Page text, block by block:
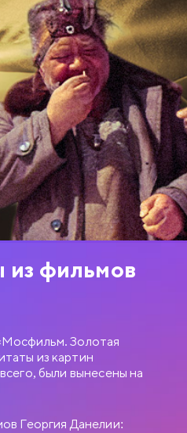
из фильмов
Золотая
из картин
были вынесены на
Георгия Данелии: